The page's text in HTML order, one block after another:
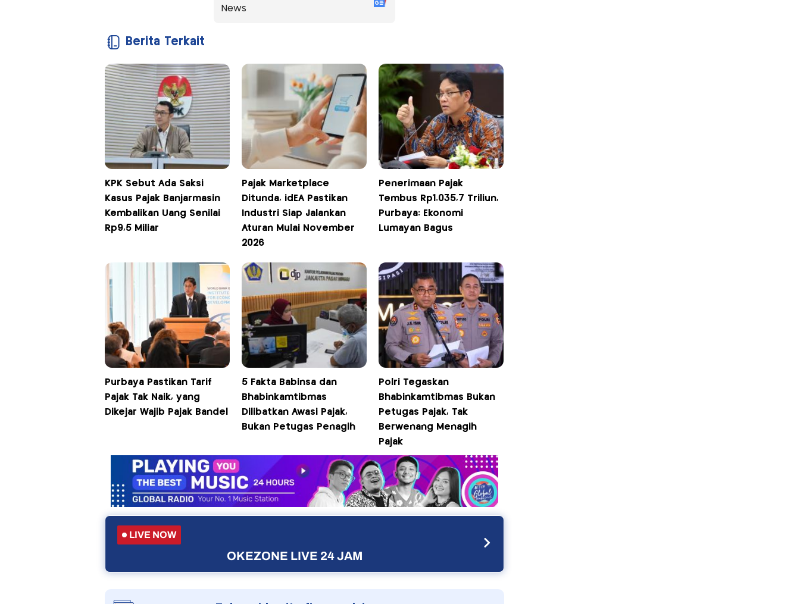
News
Berita Terkait
KPK Sebut Ada Saksi
Kasus Pajak Banjarmasin
Kembalikan Uang Senilai
Rp9,5 Miliar
Pajak Marketplace
Ditunda, idEA Pastikan
Industri Siap Jalankan
Aturan Mulai November
2026
Penerimaan Pajak
Tembus Rp1.035,7 Triliun,
Purbaya: Ekonomi
Lumayan Bagus
Purbaya Pastikan Tarif
Pajak Tak Naik, yang
Dikejar Wajib Pajak Bandel
5 Fakta Babinsa dan
Bhabinkamtibmas
Dilibatkan Awasi Pajak,
Bukan Petugas Penagih
Polri Tegaskan
Bhabinkamtibmas Bukan
Petugas Pajak, Tak
Berwenang Menagih
Pajak
LIVE NOW
OKEZONE LIVE 24 JAM